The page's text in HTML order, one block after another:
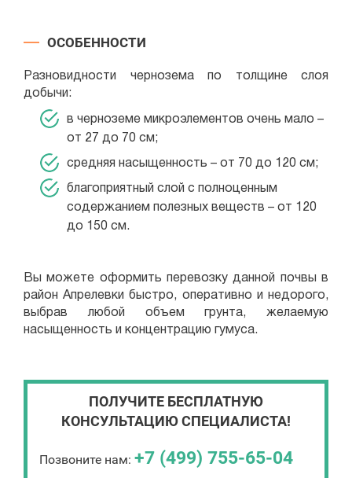
ОСОБЕННОСТИ
Разновидности чернозема по толщине слоя
добычи:
в черноземе микроэлементов очень мало –
от 27 до 70 см;
средняя насыщенность – от 70 до 120 см;
благоприятный слой с полноценным
содержанием полезных веществ – от 120
до 150 см.
Вы можете оформить перевозку данной почвы в
район Апрелевки быстро, оперативно и недорого,
выбрав любой объем грунта, желаемую
насыщенность и концентрацию гумуса.
ПОЛУЧИТЕ БЕСПЛАТНУЮ
КОНСУЛЬТАЦИЮ СПЕЦИАЛИСТА!
Позвоните нам: +7 (499) 755-65-04